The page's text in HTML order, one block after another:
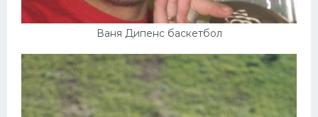
Ваня Дипенс баскетбол